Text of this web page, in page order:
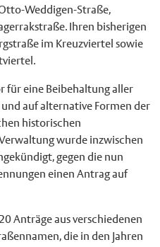
Weddigen-Straße,
Ihren bisherigen
im Kreuzviertel sowie
für eine Beibehaltung aller
auf alternative Formen der
historischen
wurde inzwischen
gegen die nun
einen Antrag auf
Anträge aus verschiedenen
die in den Jahren